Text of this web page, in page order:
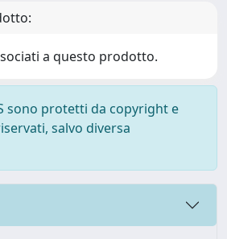
a questo prodotto.
sono protetti da copyright e
salvo diversa